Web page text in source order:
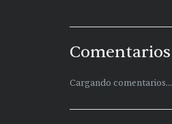
Comentarios
Cargando comentarios...